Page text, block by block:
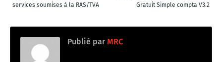
Gratuit Simple compta V3.2
services soumises à la RAS/TVA
Publié par MRC